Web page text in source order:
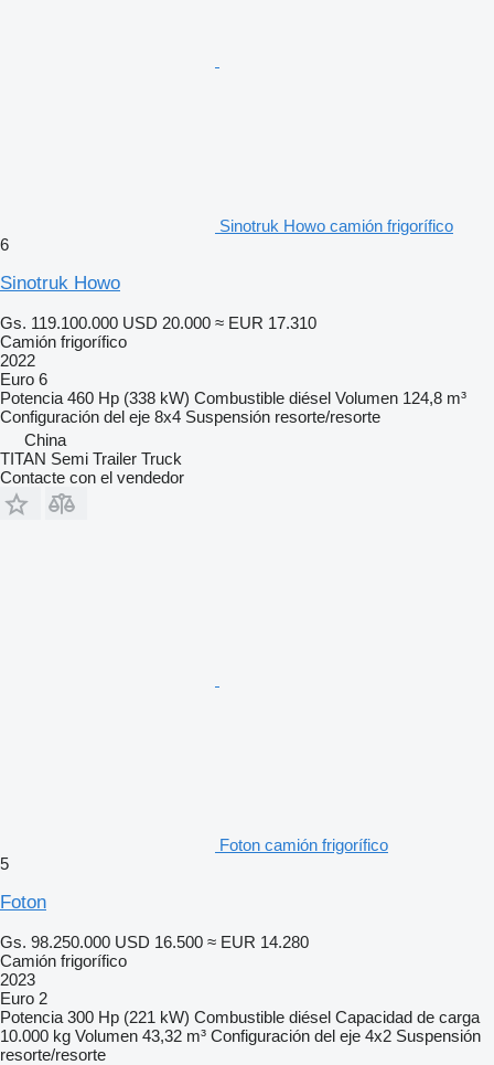
Sinotruk Howo camión frigorífico
6
Sinotruk Howo
Gs. 119.100.000 USD 20.000 ≈ EUR 17.310
Camión frigorífico
2022
Euro 6
Potencia 460 Hp (338 kW) Combustible diésel Volumen 124,8 m³
Configuración del eje 8x4 Suspensión resorte/resorte
China
TITAN Semi Trailer Truck
Contacte con el vendedor
Foton camión frigorífico
5
Foton
Gs. 98.250.000 USD 16.500 ≈ EUR 14.280
Camión frigorífico
2023
Euro 2
Potencia 300 Hp (221 kW) Combustible diésel Capacidad de carga
10.000 kg Volumen 43,32 m³ Configuración del eje 4x2 Suspensión
resorte/resorte